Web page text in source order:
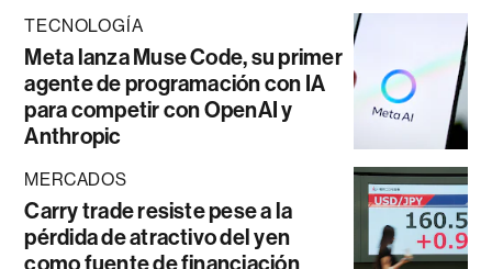
TECNOLOGÍA
Meta lanza Muse Code, su primer
agente de programación con IA
para competir con OpenAI y
Anthropic
MERCADOS
Carry trade resiste pese a la
pérdida de atractivo del yen